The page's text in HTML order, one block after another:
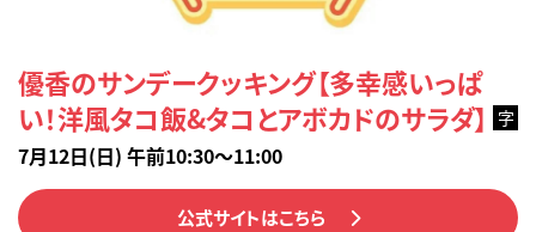
優香のサンデークッキング【多幸感いっぱ
い！洋風タコ飯&タコとアボカドのサラダ】
字
7月12日(日) 午前10:30～11:00
公式サイトはこちら